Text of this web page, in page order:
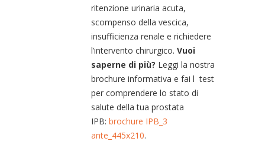
ritenzione urinaria acuta,
scompenso della vescica,
insufficienza renale e richiedere
l’intervento chirurgico. Vuoi
saperne di più? Leggi la nostra
brochure informativa e fai l test
per comprendere lo stato di
salute della tua prostata
IPB: brochure IPB_3
ante_445x210.